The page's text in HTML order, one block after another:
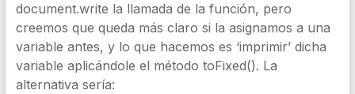
document.write la llamada de la función, pero
creemos que queda más claro si la asignamos a una
variable antes, y lo que hacemos es ‘imprimir’ dicha
variable aplicándole el método toFixed(). La
alternativa sería: